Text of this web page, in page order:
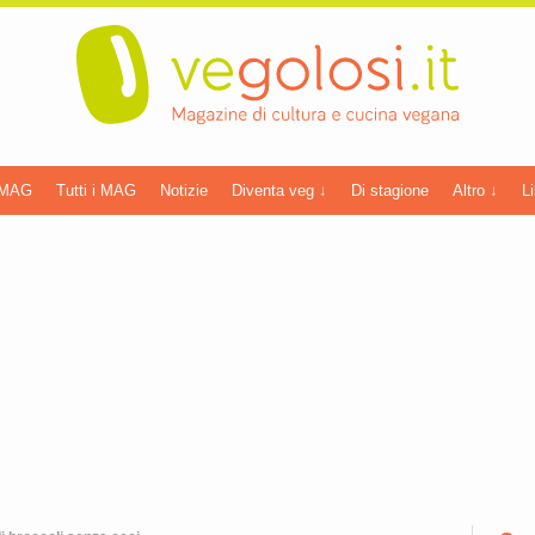
Tutti i MAG Notizie Diventa veg ↓ Di stagione Altro ↓